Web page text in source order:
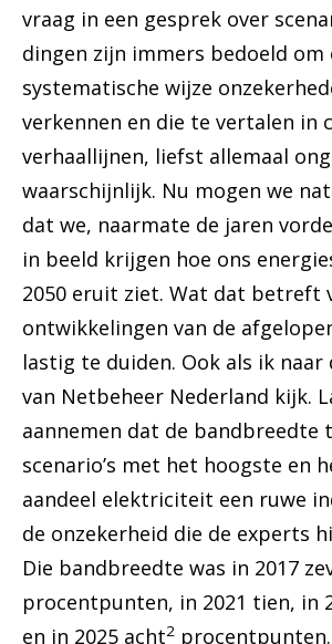
vraag in een gesprek over
dingen zijn immers bedoeld om
systematische wijze
verkennen en die te vertalen in
verhaallijnen, liefst allemaal
waarschijnlijk. Nu mogen we
dat we, naarmate de jaren
in beeld krijgen hoe ons
2050 eruit ziet. Wat dat betreft
ontwikkelingen van de
lastig te duiden. Ook als ik naar
van Netbeheer Nederland kijk.
aannemen dat de bandbreedte
scenario’s met het hoogste en
aandeel elektriciteit een ruwe
de onzekerheid die de experts
Die bandbreedte was in 2017
procentpunten, in 2021 tien, in
en in 2025 acht2